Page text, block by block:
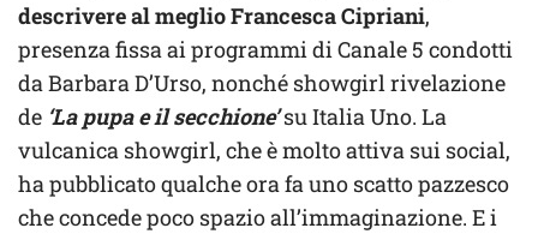
descrivere al meglio Francesca Cipriani,
presenza fissa ai programmi di Canale 5 condotti
da Barbara D’Urso, nonché showgirl rivelazione
de ‘La pupa e il secchione’ su Italia Uno. La
vulcanica showgirl, che è molto attiva sui social,
ha pubblicato qualche ora fa uno scatto pazzesco
che concede poco spazio all’immaginazione. E i